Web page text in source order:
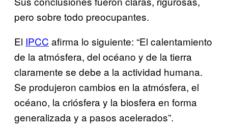
pero sobre todo preocupantes.
El IPCC afirma lo siguiente: “El calentamiento
de la atmósfera, del océano y de la tierra
claramente se debe a la actividad humana.
Se produjeron cambios en la atmósfera, el
océano, la criósfera y la biosfera en forma
generalizada y a pasos acelerados”.